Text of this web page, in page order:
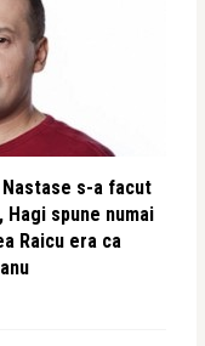
Nastase s-a facut
spune numai
Raicu era ca